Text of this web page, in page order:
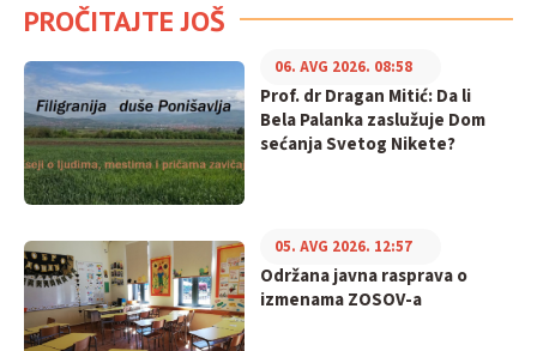
PROČITAJTE JOŠ
Prof. dr Dragan Mitić: Da li
Bela Palanka zaslužuje Dom
sećanja Svetog Nikete?
06. AVG 2026. 08:58
Održana javna rasprava o
izmenama ZOSOV-a
05. AVG 2026. 12:57